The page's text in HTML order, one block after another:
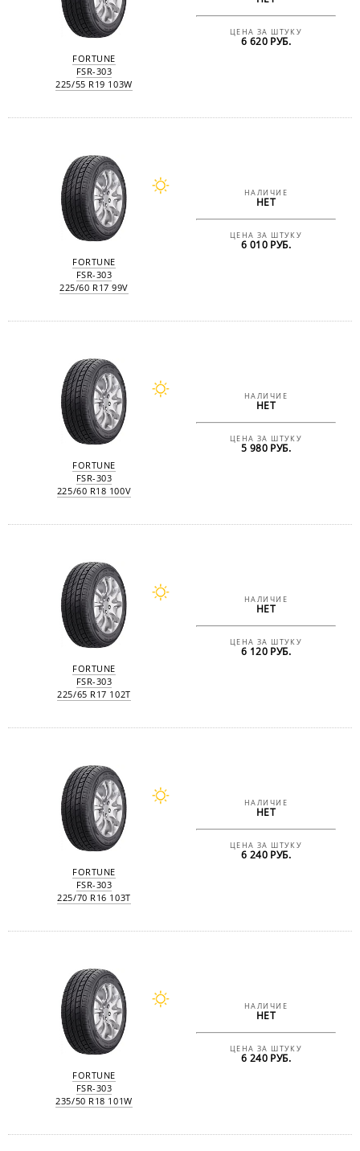
FORTUNE
FSR-303
225/55 R19 103W
ЦЕНА ЗА ШТУКУ
6 620 РУБ.
FORTUNE
FSR-303
225/60 R17 99V
НАЛИЧИЕ
НЕТ
ЦЕНА ЗА ШТУКУ
6 010 РУБ.
FORTUNE
FSR-303
225/60 R18 100V
НАЛИЧИЕ
НЕТ
ЦЕНА ЗА ШТУКУ
5 980 РУБ.
FORTUNE
FSR-303
225/65 R17 102T
НАЛИЧИЕ
НЕТ
ЦЕНА ЗА ШТУКУ
6 120 РУБ.
FORTUNE
FSR-303
225/70 R16 103T
НАЛИЧИЕ
НЕТ
ЦЕНА ЗА ШТУКУ
6 240 РУБ.
FORTUNE
FSR-303
235/50 R18 101W
НАЛИЧИЕ
НЕТ
ЦЕНА ЗА ШТУКУ
6 240 РУБ.